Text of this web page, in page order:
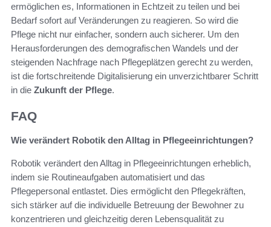
ermöglichen es, Informationen in Echtzeit zu teilen und bei
Bedarf sofort auf Veränderungen zu reagieren. So wird die
Pflege nicht nur einfacher, sondern auch sicherer. Um den
Herausforderungen des demografischen Wandels und der
steigenden Nachfrage nach Pflegeplätzen gerecht zu werden,
ist die fortschreitende Digitalisierung ein unverzichtbarer Schritt
in die Zukunft der Pflege.
FAQ
Wie verändert Robotik den Alltag in Pflegeeinrichtungen?
Robotik verändert den Alltag in Pflegeeinrichtungen erheblich,
indem sie Routineaufgaben automatisiert und das
Pflegepersonal entlastet. Dies ermöglicht den Pflegekräften,
sich stärker auf die individuelle Betreuung der Bewohner zu
konzentrieren und gleichzeitig deren Lebensqualität zu